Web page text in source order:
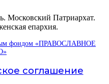
Московский Патриархат.
епархия.
фондом «ПРАВОСЛАВНОЕ
соглашение